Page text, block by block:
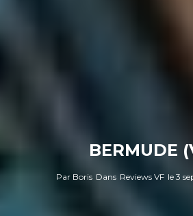
BERMUDE
Par Boris Dans Reviews VF le 3